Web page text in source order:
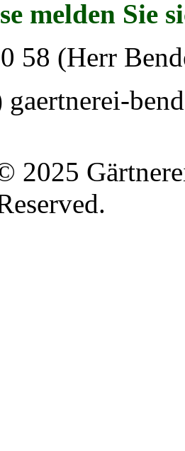
melden Sie
58 (Herr
2025